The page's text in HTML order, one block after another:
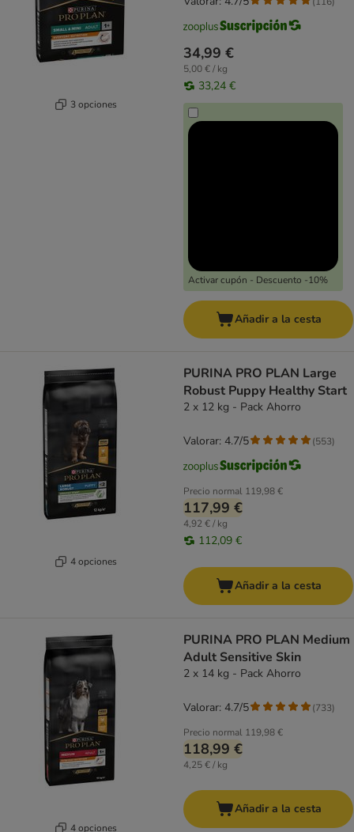
3 opciones
34,99 €
5,00 € / kg
33,24 €
Activar cupón - Descuento -10%
Añadir a la cesta
4 opciones
PURINA PRO PLAN Large
Robust Puppy Healthy Start
2 x 12 kg - Pack Ahorro
Precio normal 119,98 €
117,99 €
4,92 € / kg
112,09 €
Valorar: 4.7/5 (553)
Añadir a la cesta
4 opciones
PURINA PRO PLAN Medium
Adult Sensitive Skin
2 x 14 kg - Pack Ahorro
Precio normal 119,98 €
118,99 €
4,25 € / kg
Valorar: 4.7/5 (733)
Añadir a la cesta